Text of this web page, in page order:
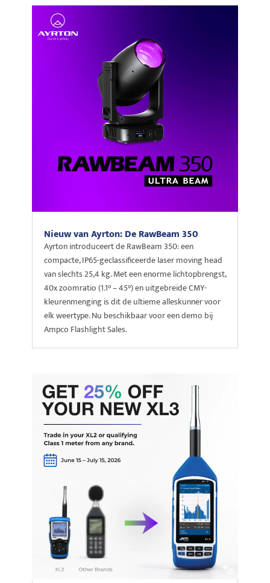
Nieuw van Ayrton: De RawBeam 350
Ayrton introduceert de RawBeam 350: een
compacte, IP65-geclassificeerde laser moving head
van slechts 25,4 kg. Met een enorme lichtopbrengst,
40x zoomratio (1.1° – 45°) en uitgebreide CMY-
kleurenmenging is dit de ultieme alleskunner voor
elk weertype. Nu beschikbaar voor een demo bij
Ampco Flashlight Sales.